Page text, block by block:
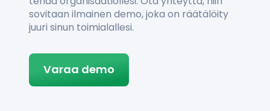
sovitaan ilmainen demo, joka on räätälöity
juuri sinun toimialallesi.
Varaa demo